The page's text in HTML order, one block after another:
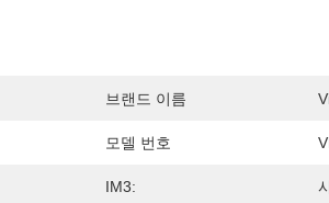
브랜드 이름
모델 번호
IM3: